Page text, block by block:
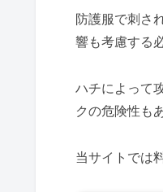
防護服で刺さ
響も考慮する
ハチによって
クの危険性も
当サイトでは